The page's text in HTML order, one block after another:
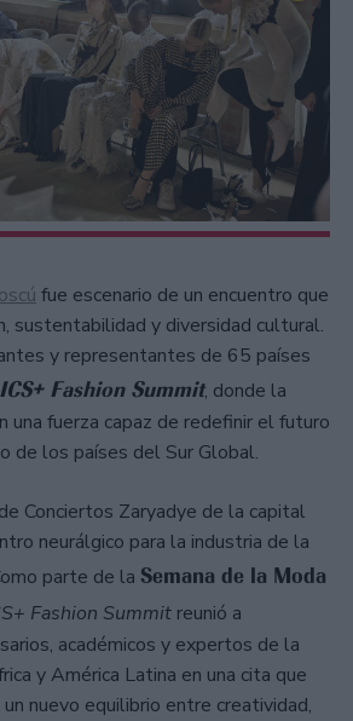
fue escenario de un encuentro que
sustentabilidad y diversidad cultural.
y representantes de 65 países
Fashion Summit, donde la
una fuerza capaz de redefinir el futuro
de los países del Sur Global.
Conciertos Zaryadye de la capital
neurálgico para la industria de la
parte de la Semana de la Moda
Fashion Summit reunió a
académicos y expertos de la
y América Latina en una cita que
nuevo equilibrio entre creatividad,